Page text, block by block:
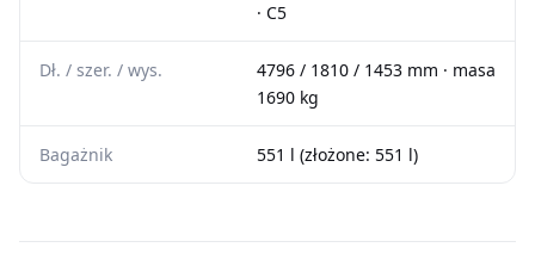
· C5
Dł. / szer. / wys.
4796 / 1810 / 1453 mm · masa
1690 kg
Bagażnik 551 l (złożone: 551 l)